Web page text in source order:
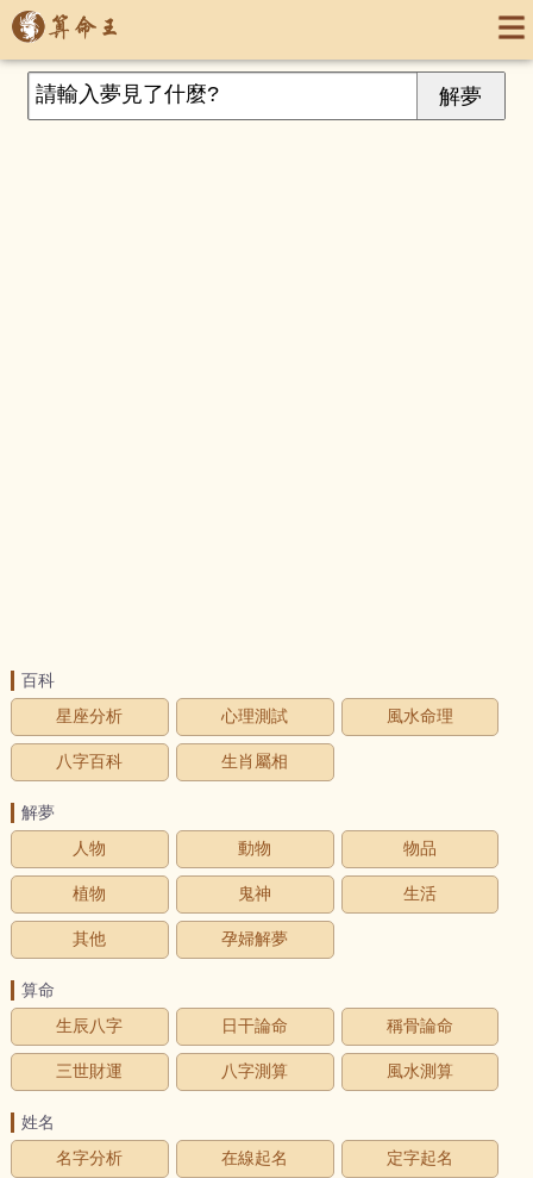
百科
星座分析
心理測試 風水命理
八字百科 生肖屬相
解夢
人物
動物 物品
植物 鬼神 生活
其他 孕婦解夢
算命
生辰八字
日干論命 稱骨論命
三世財運 八字測算 風水測算
姓名
名字分析
在線起名 定字起名